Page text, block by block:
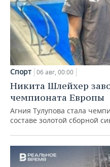
Спорт 06 авг, 00:00
Никита Шлейхер
чемпионата Европы
Агния Тулупова стала
составе золотой сборной